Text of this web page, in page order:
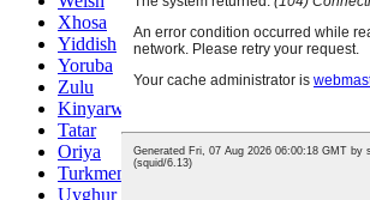
Xhosa
Yiddish
Yoruba
Zulu
Kinyarwanda
Tatar
Oriya
Turkmen
Uyghur